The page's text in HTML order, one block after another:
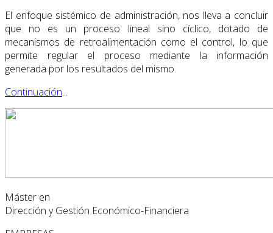
El enfoque sistémico de administración, nos lleva a concluir
que no es un proceso lineal sino cíclico, dotado de
mecanismos de retroalimentación como el control, lo que
permite regular el proceso mediante la información
generada por los resultados del mismo.
Continuación...
Máster en
Dirección y Gestión Económico-Financiera